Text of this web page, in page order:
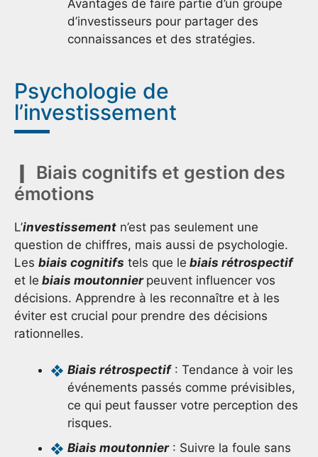
Avantages de faire partie d’un groupe
d’investisseurs pour partager des
connaissances et des stratégies.
Psychologie de
l’investissement
Biais cognitifs et gestion des
émotions
L’investissement n’est pas seulement une
question de chiffres, mais aussi de psychologie.
Les biais cognitifs tels que le biais rétrospectif
et le biais moutonnier peuvent influencer vos
décisions. Apprendre à les reconnaître et à les
éviter est crucial pour prendre des décisions
rationnelles.
Biais rétrospectif : Tendance à voir les
événements passés comme prévisibles,
ce qui peut fausser votre perception des
risques.
Biais moutonnier: Suivre la foule sans